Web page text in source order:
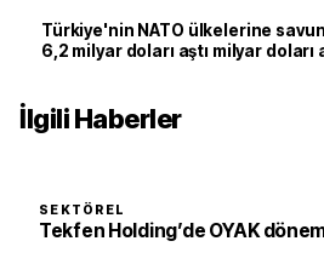
Türkiye'nin NATO ülkelerine
6,2 milyar doları aştı milyar doları
İlgili Haberler
SEKTÖREL
Tekfen Holding’de OYAK